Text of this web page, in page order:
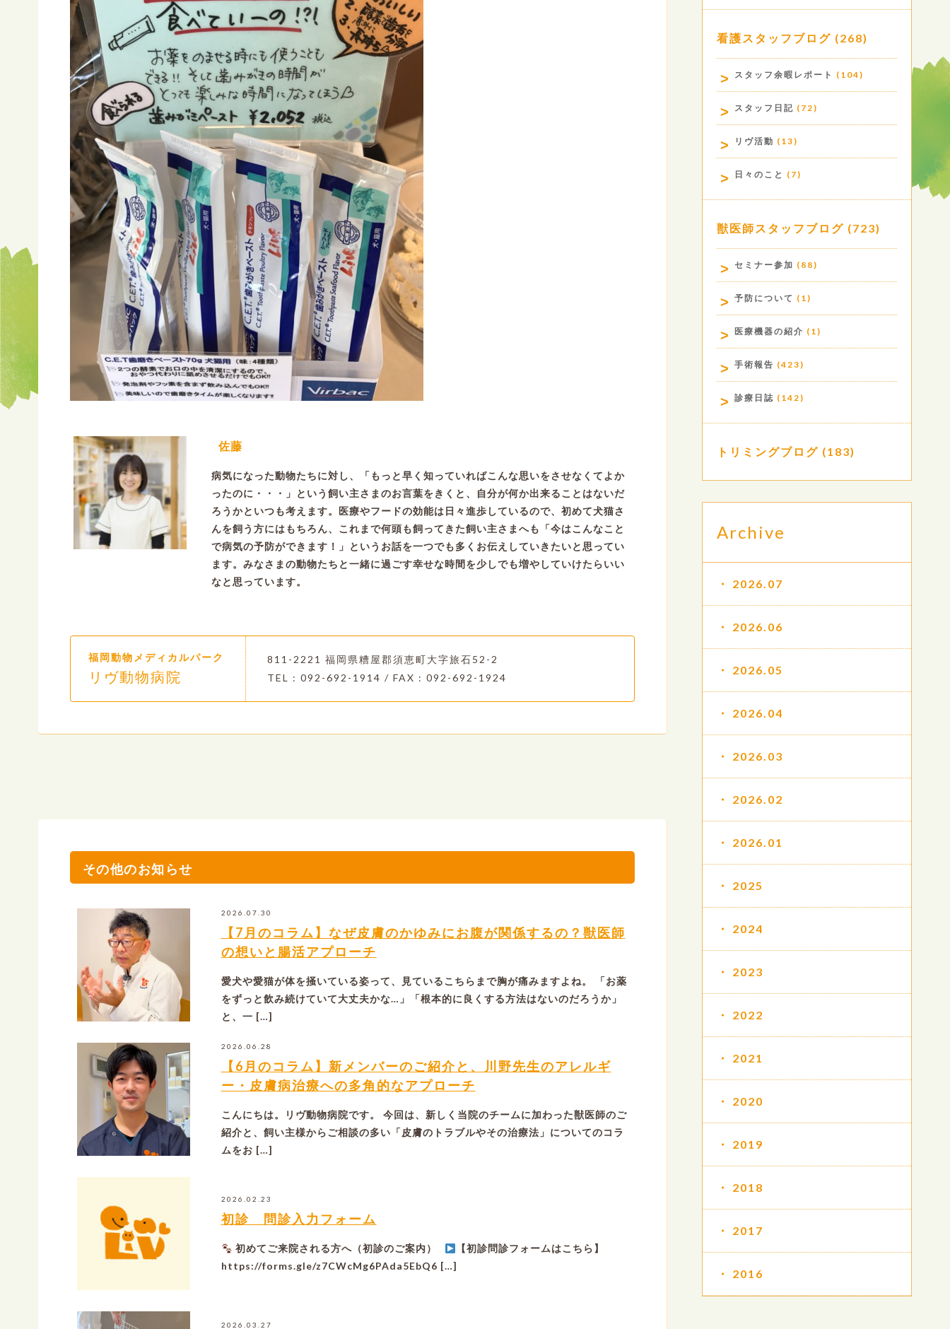
佐藤
病気になった動物たちに対し、「もっと早く知っていればこんな思いをさせなくてよか
ったのに・・・」という飼い主さまのお言葉をきくと、自分が何か出来ることはないだ
ろうかといつも考えます。医療やフードの効能は日々進歩しているので、初めて犬猫さ
んを飼う方にはもちろん、これまで何頭も飼ってきた飼い主さまへも「今はこんなこと
で病気の予防ができます！」というお話を一つでも多くお伝えしていきたいと思ってい
ます。みなさまの動物たちと一緒に過ごす幸せな時間を少しでも増やしていけたらいい
なと思っています。
福岡動物メディカルパーク
リヴ動物病院
811-2221 福岡県糟屋郡須恵町大字旅石52-2
TEL : 092-692-1914 / FAX : 092-692-1924
その他のお知らせ
2026.07.30
【7月のコラム】なぜ皮膚のかゆみにお腹が関係するの？獣医師
の想いと腸活アプローチ
愛犬や愛猫が体を掻いている姿って、見ているこちらまで胸が痛みますよね。 「お薬
をずっと飲み続けていて大丈夫かな…」「根本的に良くする方法はないのだろうか」
と、一 […]
2026.06.28
【6月のコラム】新メンバーのご紹介と、川野先生のアレルギ
ー・皮膚病治療への多角的なアプローチ
こんにちは。リヴ動物病院です。 今回は、新しく当院のチームに加わった獣医師のご
紹介と、飼い主様からご相談の多い「皮膚のトラブルやその治療法」についてのコラ
ムをお […]
2026.02.23
初診 問診入力フォーム
初めてご来院される方へ（初診のご案内）
【初診問診フォームはこちら】
https://forms.gle/z7CWcMg6PAda5EbQ6 […]
2026.03.27
看護スタッフブログ (268)
スタッフ余暇レポート (104)
スタッフ日記 (72)
リヴ活動 (13)
日々のこと (7)
獣医師スタッフブログ (723)
セミナー参加 (88)
予防について (1)
医療機器の紹介 (1)
手術報告 (423)
診療日誌 (142)
トリミングブログ (183)
Archive
2026.07
2026.06
2026.05
2026.04
2026.03
2026.02
2026.01
2025
2024
2023
2022
2021
2020
2019
2018
2017
2016